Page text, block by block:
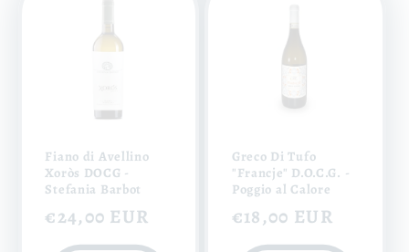
Fiano di Avellino
Xoròs DOCG -
Stefania Barbot
Precio
habitual
€24,00 EUR
Greco Di Tufo
"Francje" D.O.C.G. -
Poggio al Calore
Precio
habitual
€18,00 EUR